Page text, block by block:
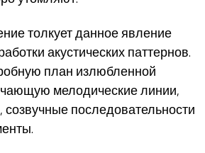
толкует данное явление
акустических паттернов.
план излюбленной
мелодические линии,
последовательности